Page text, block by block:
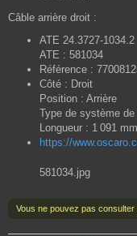
Câble arrière droit :
ATE 24.3727-1034.2
ATE : 581034
Référence :
Côté : Droit
Position : Arrière
Type de système
Longueur : 1 091 mm
https://
581034.jpg
Vous ne pouvez pas